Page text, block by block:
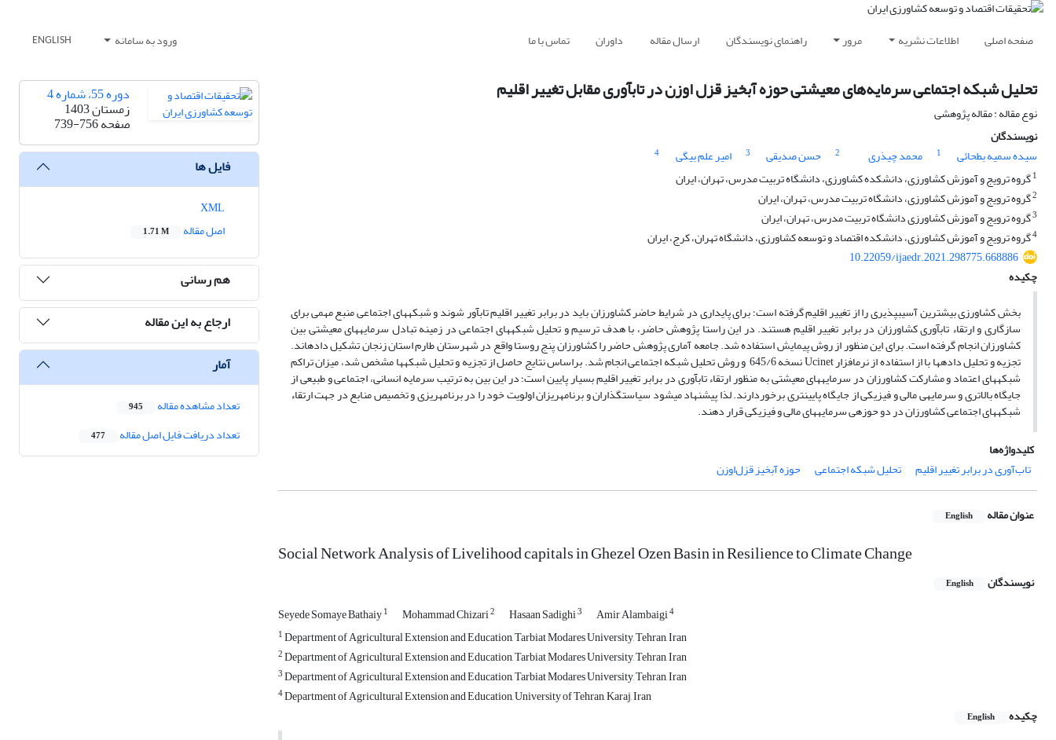
صفحه اصلی اطلاعات نشریه مرور راهنمای نویسندگان ارسال مقاله داوران تماس با ما ورود به سامانه ENGLISH
تحلیل شبکه‌ اجتماعی سرمایه‌های معیشتی حوزه آبخیز قزل اوزن در تاب­آوری مقابل تغییر اقلیم
نوع مقاله : مقاله پژوهشی
نویسندگان
سیده سمیه بطحائی
1 محمد چیذری 2 حسن صدیقی 3 امیر علم بیگی
4
1گروه ترویج و آموزش کشاورزی، دانشکده کشاورزی، دانشگاه تربیت مدرس، تهران، ایران
2گروه ترویج و آموزش کشاورزی، دانشگاه تربیت مدرس، تهران، ایران
3گروه ترویج و آموزش کشاورزی دانشگاه تربیت مدرس، تهران، ایران
4گروه ترویج و آموزش کشاورزی، دانشکده اقتصاد و توسعه کشاورزی، دانشگاه تهران، کرج، ایران
10.22059/ijaedr.2021.298775.668886
چکیده
بخش کشاورزی بیشترین آسیب­پذیری را از تغییر اقلیم گرفته است؛ برای پایداری در شرایط حاضر کشاورزان باید در برابر تغییر اقلیم تاب­آور شوند و شبکه­های اجتماعی منبع مهمی برای
سازگاری و ارتقاء تاب­آوری کشاورزان در برابر تغییر اقلیم هستند. در این راستا پژوهش حاضر، با هدف ترسیم و تحلیل شبکه­های اجتماعی در زمینه تبادل سرمایه­های معیشتی بین
کشاورزان انجام گرفته است. برای این منظور از روش پیمایش استفاده شد. جامعه آماری پژوهش حاضر را کشاورزان پنج روستا واقع در شهرستان طارم استان زنجان تشکیل داده­اند.
تجزیه و تحلیل داده­ها با از استفاده از نرم­افزار Ucinet نسخه 645/6 و روش تحلیل شبکه اجتماعی انجام شد. براساس نتایج حاصل از تجزیه و تحلیل شبکه­ها مشخص شد، میزان تراکم
شبکه­های اعتماد و مشارکت کشاورزان در سرمایه­های معیشتی به منظور ارتقاء تاب­آوری در برابر تغییر اقلیم بسیار پایین است؛ در این بین به ترتیب سرمایه انسانی، اجتماعی و طبیعی از
جایگاه بالاتری و سرمایه­ی مالی و فیزیکی از جایگاه پایین­تری برخوردارند. لذا پیشنهاد می­شود سیاستگذاران و برنامه­ریزان اولویت خود را در برنامه­ریزی و تخصیص منابع در جهت ارتقاء
شبکه­های اجتماعی کشاورزان در دو حوزه­ی سرمایه­های مالی و فیزیکی قرار دهند.
کلیدواژه‌ها
تاب‌آوری در برابر تغییر اقلیم
تحلیل شبکه اجتماعی حوزه آبخیز قزل‌اوزن
عنوان مقاله English
Social Network Analysis of Livelihood capitals in Ghezel Ozen Basin in Resilience to Climate Change
نویسندگان English
Seyede Somaye Bathaiy1 Mohammad Chizari2 Hasaan Sadighi3 Amir Alambaigi4
1Department of Agricultural Extension and Education, Tarbiat Modares University, Tehran, Iran
2Department of Agricultural Extension and Education, Tarbiat Modares University, Tehran, Iran
3Department of Agricultural Extension and Education, Tarbiat Modares University, Tehran, Iran
4Department of Agricultural Extension and Education, University of Tehran, Karaj, Iran
چکیده
English
دوره 55، شماره 4
زمستان 1403
صفحه739-756
فایل ها
اصل مقاله
1.71 M
هم رسانی
ارجاع به این مقاله
آمار
تعداد مشاهده مقاله 945
تعداد دریافت فایل اصل مقاله 477